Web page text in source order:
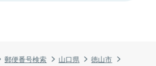
郵便番号検索 山口県
徳山市